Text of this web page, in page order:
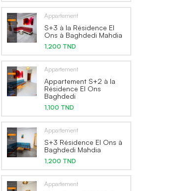
Appartement
S+3 à la Résidence El
Ons à Baghdedi Mahdia
1,200 TND
Appartement
Appartement S+2 à la
Résidence El Ons
Baghdedi
1,100 TND
Appartement
S+3 Résidence El Ons à
Baghdedi Mahdia
1,200 TND
Appartement